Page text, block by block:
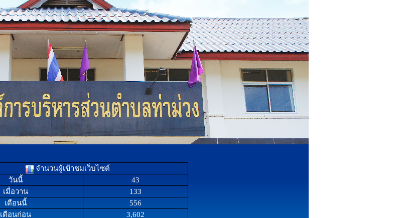
จำนวนผู้เข้าชมเว็บไซต์
วันนี้
43
เมื่อวาน
133
เดือนนี้
556
เดือนก่อน
3,602